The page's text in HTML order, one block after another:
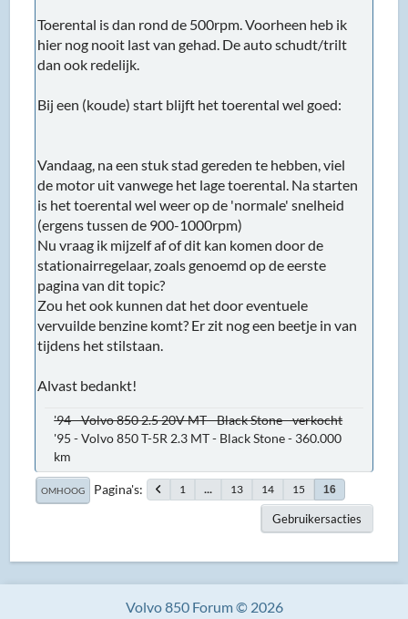
Toerental is dan rond de 500rpm. Voorheen heb ik
hier nog nooit last van gehad. De auto schudt/trilt
dan ook redelijk.
Bij een (koude) start blijft het toerental wel goed:
Vandaag, na een stuk stad gereden te hebben, viel
de motor uit vanwege het lage toerental. Na starten
is het toerental wel weer op de 'normale' snelheid
(ergens tussen de 900-1000rpm)
Nu vraag ik mijzelf af of dit kan komen door de
stationairregelaar, zoals genoemd op de eerste
pagina van dit topic?
Zou het ook kunnen dat het door eventuele
vervuilde benzine komt? Er zit nog een beetje in van
tijdens het stilstaan.
Alvast bedankt!
'94 - Volvo 850 2.5 20V MT - Black Stone - verkocht
'95 - Volvo 850 T-5R 2.3 MT - Black Stone - 360.000
km
OMHOOG Pagina's 1 ... 13 14 15 16
Gebruikersacties
Volvo 850 Forum © 2026